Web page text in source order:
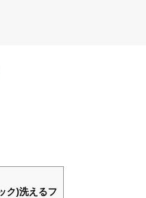
ク)洗えるフ